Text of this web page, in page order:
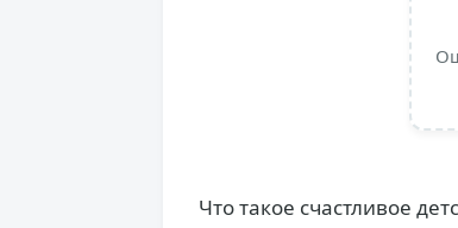
Что такое счастливое